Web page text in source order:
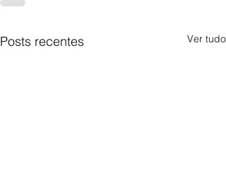
Posts recentes Ver tudo